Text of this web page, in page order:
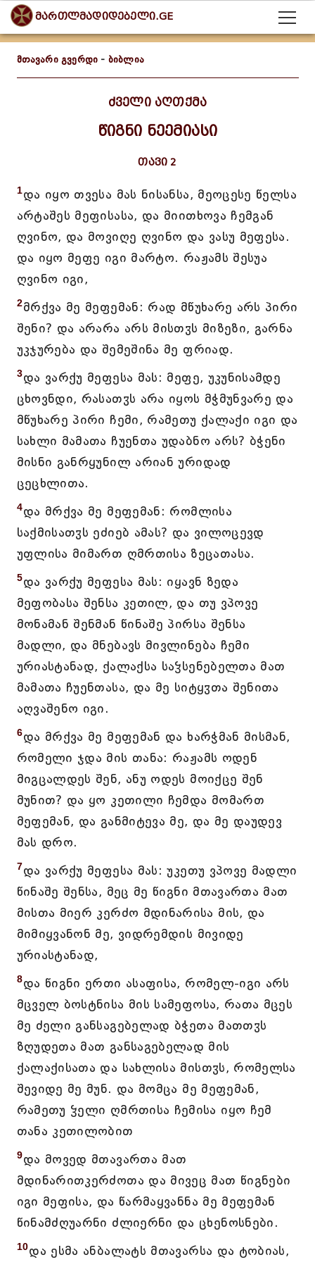
მართლმადიდებელი.GE
მთავარი გვერდი - ბიბლია
ძველი აღთქმა
წიგნი ნეემიასი
თავი 2
1და იყო თვესა მას ნისანსა, მეოცესე წელსა
არტაშეს მეფისასა, და მიითხოვა ჩემგან
ღვინო, და მოვიღე ღვინო და ვასუ მეფესა.
და იყო მეფე იგი მარტო. რაჟამს შესუა
ღვინო იგი,
2მრქვა მე მეფემან: რად მწუხარე არს პირი
შენი? და არარა არს მისთჳს მიზეზი, გარნა
უკჯურება და შემეშინა მე ფრიად.
3და ვარქუ მეფესა მას: მეფე, უკუნისამდე
ცხოვნდი, რასათჳს არა იყოს მჭმუნვარე და
მწუხარე პირი ჩემი, რამეთუ ქალაქი იგი და
სახლი მამათა ჩუენთა უდაბნო არს? ბჭენი
მისნი განრყუნილ არიან ურიდად
ცეცხლითა.
4და მრქვა მე მეფემან: რომლისა
საქმისათჳს ეძიებ ამას? და ვილოცევდ
უფლისა მიმართ ღმრთისა ზეცათასა.
5და ვარქუ მეფესა მას: იყავნ ზედა
მეფობასა შენსა კეთილ, და თუ ვპოვე
მონამან შენმან წინაშე პირსა შენსა
მადლი, და მნებავს მივლინება ჩემი
ურიასტანად, ქალაქსა საჴსენებელთა მათ
მამათა ჩუენთასა, და მე სიტყჳთა შენითა
აღვაშენო იგი.
6და მრქვა მე მეფემან და ხარჭმან მისმან,
რომელი ჯდა მის თანა: რაჟამს ოდენ
მიგცალდეს შენ, ანუ ოდეს მოიქცე შენ
მუნით? და ყო კეთილი ჩემდა მომართ
მეფემან, და განმიტევა მე, და მე დაუდევ
მას დრო.
7და ვარქუ მეფესა მას: უკეთუ ვპოვე მადლი
წინაშე შენსა, მეც მე წიგნი მთავართა მათ
მისთა მიერ კერძო მდინარისა მის, და
მიმიყვანონ მე, ვიდრემდის მივიდე
ურიასტანად,
8და წიგნი ერთი ასაფისა, რომელ-იგი არს
მცველ ბოსტნისა მის სამეფოსა, რათა მცეს
მე ძელი განსაგებელად ბჭეთა მათთჳს
ზღუდეთა მათ განსაგებელად მის
ქალაქისათა და სახლისა მისთჳს, რომელსა
შევიდე მე მუნ. და მომცა მე მეფემან,
რამეთუ ჴელი ღმრთისა ჩემისა იყო ჩემ
თანა კეთილობით
9და მოვედ მთავართა მათ
მდინარითკერძოთა და მივეც მათ წიგნები
იგი მეფისა, და წარმაყვანნა მე მეფემან
წინამძღუარნი ძლიერნი და ცხენოსნები.
10და ესმა ანბალატს მთავარსა და ტობიას,